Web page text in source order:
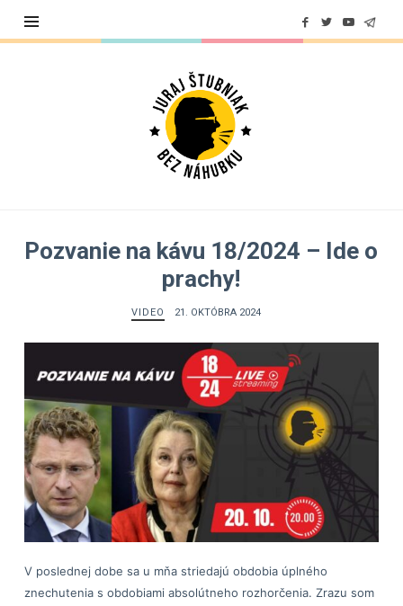
Juraj
Štubniak
Pozvanie na kávu 18/2024 – Ide o
prachy!
VIDEO 21. OKTÓBRA 2024
V poslednej dobe sa u mňa striedajú obdobia úplného
znechutenia s obdobiami absolútneho rozhorčenia. Zrazu som